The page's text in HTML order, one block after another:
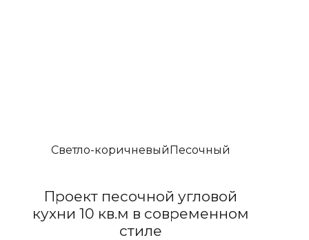
Светло-коричневыйПесочный
Проект песочной угловой
кухни 10 кв.м в современном
стиле